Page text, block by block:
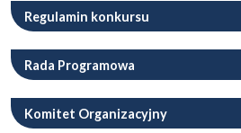
Regulamin konkursu
Rada Programowa
Komitet Organizacyjny